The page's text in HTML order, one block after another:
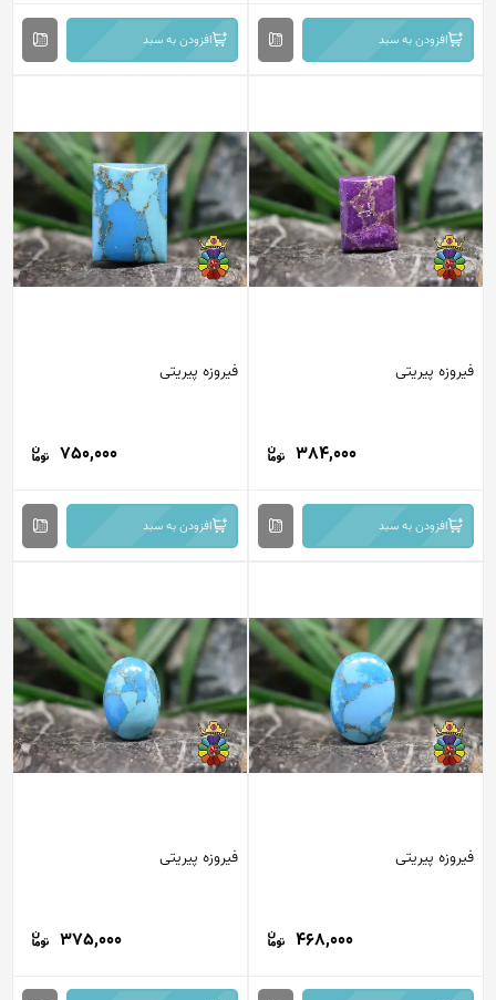
افزودن به سبد افزودن به سبد
فیروزه پیریتی
384,000
افزودن به سبد
فیروزه پیریتی
750,000
افزودن به سبد
فیروزه پیریتی
468,000
فیروزه پیریتی
375,000